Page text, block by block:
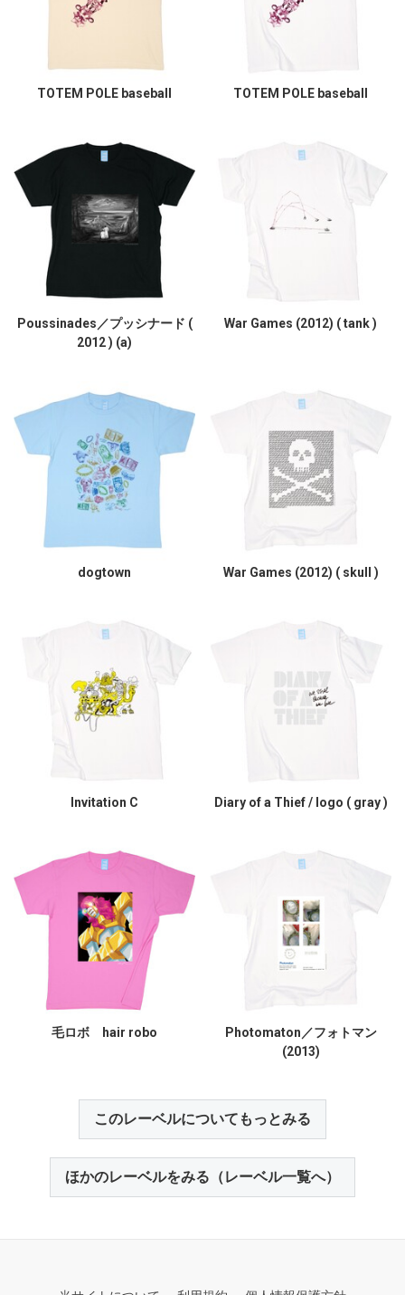
TOTEM POLE baseball TOTEM POLE baseball
Poussinades／プッシナード (
2012 ) (a)
War Games (2012) ( tank )
dogtown War Games (2012) ( skull )
Invitation C Diary of a Thief / logo ( gray )
毛ロボ hair robo
Photomaton／フォトマン
(2013)
このレーベルについてもっとみる
ほかのレーベルをみる（レーベル一覧へ）